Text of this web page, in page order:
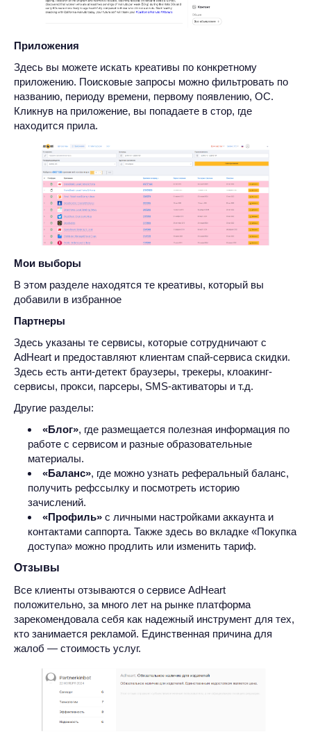
Приложения
Здесь вы можете искать креативы по конкретному
приложению. Поисковые запросы можно фильтровать по
названию, периоду времени, первому появлению, ОС.
Кликнув на приложение, вы попадаете в стор, где
находится прила.
Мои выборы
В этом разделе находятся те креативы, который вы
добавили в избранное
Партнеры
Здесь указаны те сервисы, которые сотрудничают с
AdHeart и предоставляют клиентам спай-сервиса скидки.
Здесь есть анти-детект браузеры, трекеры, клоакинг-
сервисы, прокси, парсеры, SMS-активаторы и т.д.
Другие разделы:
«Блог», где размещается полезная информация по
работе с сервисом и разные образовательные
материалы.
«Баланс», где можно узнать реферальный баланс,
получить рефссылку и посмотреть историю
зачислений.
«Профиль» с личными настройками аккаунта и
контактами саппорта. Также здесь во вкладке «Покупка
доступа» можно продлить или изменить тариф.
Отзывы
Все клиенты отзываются о сервисе AdHeart
положительно, за много лет на рынке платформа
зарекомендовала себя как надежный инструмент для тех,
кто занимается рекламой. Единственная причина для
жалоб — стоимость услуг.